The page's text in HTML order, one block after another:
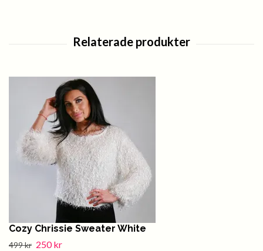
Cozy Chrissie Sweater White
499 kr 250 kr